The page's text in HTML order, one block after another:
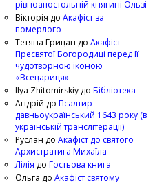
рівноапостольній княгині Ользі
Вікторія до Акафіст за
померлого
Тетяна Грицан до Акафіст
Пресвятої Богородиці перед Її
чудотворною іконою
«Всецариця»
Ilya Zhitomirskiy до Бібліотека
Андрій до Псалтир
давньоукраїнський 1643 року (в
українській транслітерації)
Руслан до Акафіст до святого
Архистратига Михаїла
Лілія до Гостьова книга
Ольга до Акафіст святому